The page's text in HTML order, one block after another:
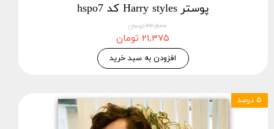
پوستر Harry styles کد hspo7
۲۲,۵۰۰ تومان
۲۱,۳۷۵ تومان
افزودن به سبد خرید
۵ درصد